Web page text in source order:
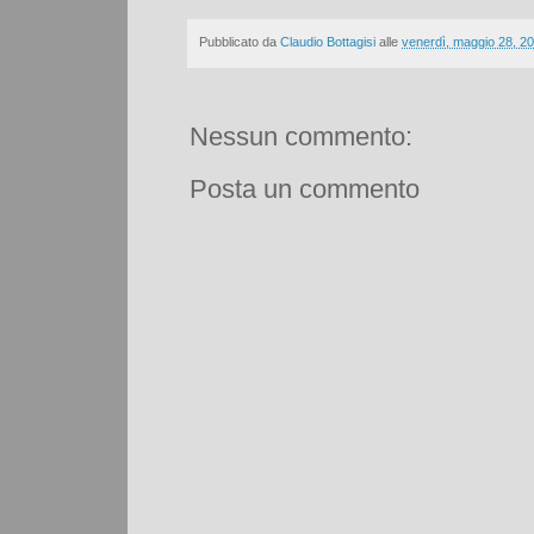
Pubblicato da Claudio Bottagisi alle venerdì, maggio 28,
Nessun commento:
Posta un commento